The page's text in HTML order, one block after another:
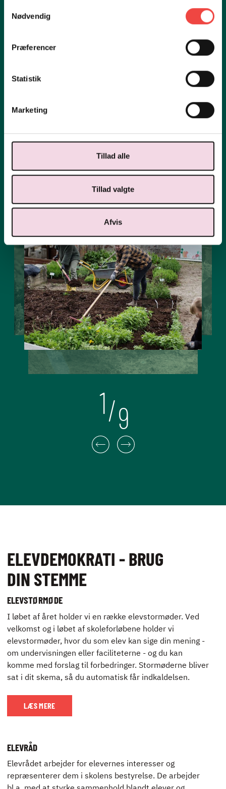
Nødvendig
Præferencer
Statistik
Marketing
Tillad alle
Tillad valgte
Afvis
et grønt læringsrum, hvor eleverne får en praktisk
mulighed for at lære om økologi, bæredygtighed og
stor indflydelse på smagen i de råvarer, vi tilbereder
Hvis det danske vejr er i godt humør, kan byhaven
FØLG HAVEN OG RESTEN AF SKOLENS LIV PÅ INSTAGRAM
1/9
ELEVDEMOKRATI - BRUG
DIN STEMME
ELEVSTØRMØDE
I løbet af året holder vi en række elevstormøder. Ved
velkomst og i løbet af skoleforløbene holder vi
elevstormøder, hvor du som elev kan sige din mening -
om undervisningen eller faciliteterne - og du kan
komme med forslag til forbedringer. Stormøderne bliver
sat i dit skema, så du automatisk får indkaldelsen.
LÆS MERE
ELEVRÅD
Elevrådet arbejder for elevernes interesser og
repræsenterer dem i skolens bestyrelse. De arbejder